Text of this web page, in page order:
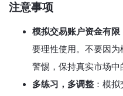
注意事项
模拟交易账户资金有限
要理性使用。不要因
警惕，保持真实市场中
多练习，多调整 ：模